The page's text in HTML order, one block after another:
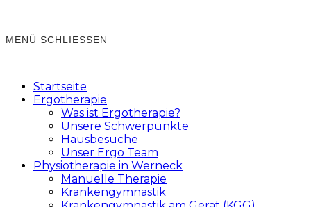
MENÜ SCHLIESSEN
Startseite
Ergotherapie
Was ist Ergotherapie?
Unsere Schwerpunkte
Hausbesuche
Unser Ergo Team
Physiotherapie in Werneck
Manuelle Therapie
Krankengymnastik